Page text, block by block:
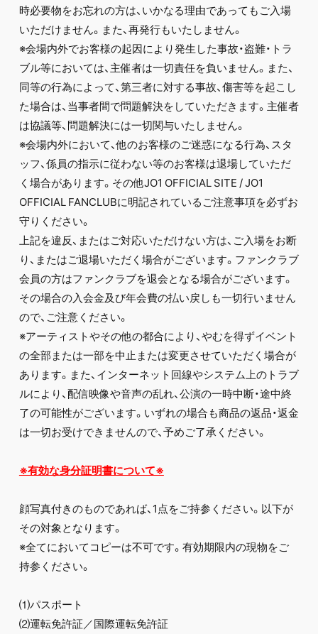
時必要物をお忘れの方は、いかなる理由であってもご入場
いただけません。また、再発行もいたしません。
※会場内外でお客様の起因により発生した事故・盗難・トラ
ブル等においては、主催者は一切責任を負いません。また、
同等の行為によって、第三者に対する事故、傷害等を起こし
た場合は、当事者間で問題解決をしていただきます。主催者
は協議等、問題解決には一切関与いたしません。
※会場内外において、他のお客様のご迷惑になる行為、スタ
ッフ、係員の指示に従わない等のお客様は退場していただ
く場合があります。その他JO1 OFFICIAL SITE / JO1
OFFICIAL FANCLUBに明記されているご注意事項を必ずお
守りください。
上記を違反、またはご対応いただけない方は、ご入場をお断
り、またはご退場いただく場合がございます。ファンクラブ
会員の方はファンクラブを退会となる場合がございます。
その場合の入会金及び年会費の払い戻しも一切行いません
ので、ご注意ください。
※アーティストやその他の都合により、やむを得ずイベント
の全部または一部を中止または変更させていただく場合が
あります。また、インターネット回線やシステム上のトラブ
ルにより、配信映像や音声の乱れ、公演の一時中断・途中終
了の可能性がございます。いずれの場合も商品の返品・返金
は一切お受けできませんので、予めご了承ください。
※有効な身分証明書について※
顔写真付きのものであれば、1点をご持参ください。以下が
その対象となります。
※全てにおいてコピーは不可です。有効期限内の現物をご
持参ください。
⑴パスポート
⑵運転免許証／国際運転免許証